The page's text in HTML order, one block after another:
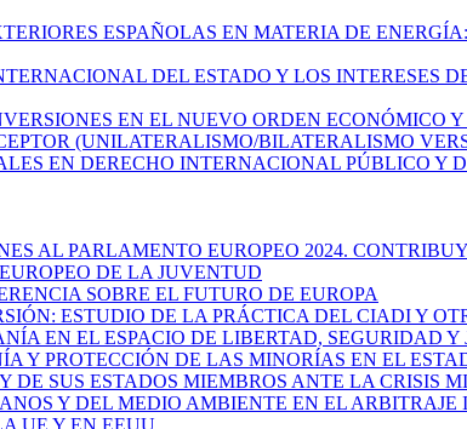
ESPAÑOLAS EN MATERIA DE
DEL ESTADO Y LOS INTERESES
EN EL NUEVO ORDEN ECONÓMICO
(UNILATERALISMO/BILATERALISMO
EN DERECHO INTERNACIONAL PÚBLICO Y
AL PARLAMENTO EUROPEO 2024.
DE LA JUVENTUD
SOBRE EL FUTURO DE EUROPA
ESTUDIO DE LA PRÁCTICA DEL CIADI Y
EN EL ESPACIO DE LIBERTAD, SEGURIDAD
Y PROTECCIÓN DE LAS MINORÍAS EN EL
DE SUS ESTADOS MIEMBROS ANTE LA CRISIS
Y DEL MEDIO AMBIENTE EN EL
UE Y EN EEUU